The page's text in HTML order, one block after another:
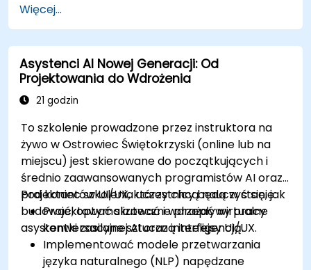
pacjentów (EHR) i procesami klinicznymi.
Zapewniać zgodność z przepisami
dotyczącymi opieki zdrowotnej i etycznymi
praktykami AI.
Więcej...
Asystenci AI Nowej Generacji: Od
Projektowania do Wdrożenia
21 godzin
To szkolenie prowadzone przez instruktora na
żywo w Ostrowiec Świętokrzyski (online lub na
miejscu) jest skierowane do początkujących i
średnio zaawansowanych programistów AI oraz
projektantów UI/UX, którzy chcą nauczyć się, jak
budować, optymalizować i wdrażać wirtualne
asystentki zasilane sztuczną inteligencją.
Pod koniec szkolenia uczestnicy będą w stanie:
Projektować skuteczne przepływy pracy
konwersacyjnej AI oraz interfejsy UI/UX.
Implementować modele przetwarzania
języka naturalnego (NLP) napędzane